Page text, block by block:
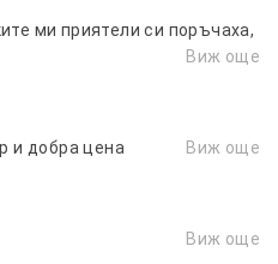
ми приятели си поръчаха,
Виж още
и добра цена
Виж още
Виж още